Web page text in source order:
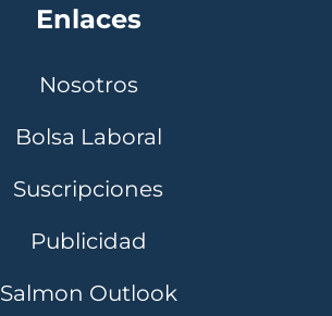
Enlaces
Nosotros
Bolsa Laboral
Suscripciones
Publicidad
Salmon Outlook